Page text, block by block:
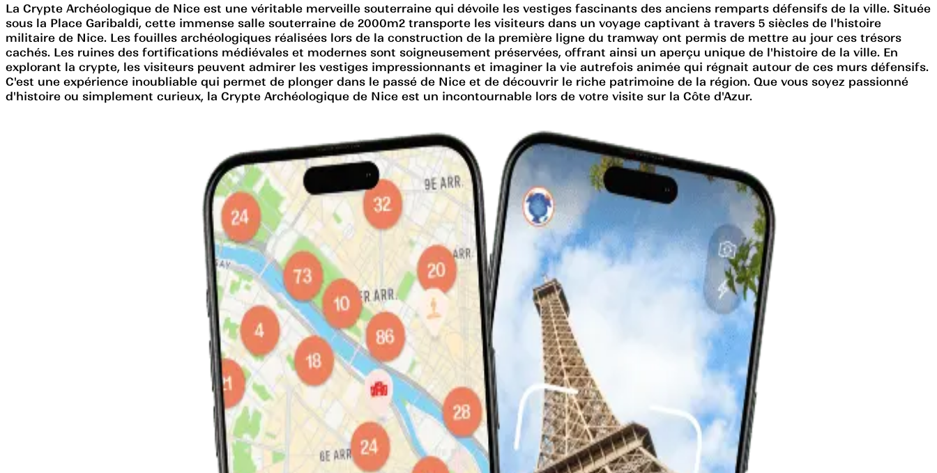
La Crypte Archéologique de Nice est une véritable merveille souterraine qui dévoile les vestiges fascinants des anciens remparts défensifs de la ville. Située
sous la Place Garibaldi, cette immense salle souterraine de 2000m2 transporte les visiteurs dans un voyage captivant à travers 5 siècles de l'histoire
militaire de Nice. Les fouilles archéologiques réalisées lors de la construction de la première ligne du tramway ont permis de mettre au jour ces trésors
cachés. Les ruines des fortifications médiévales et modernes sont soigneusement préservées, offrant ainsi un aperçu unique de l'histoire de la ville. En
explorant la crypte, les visiteurs peuvent admirer les vestiges impressionnants et imaginer la vie autrefois animée qui régnait autour de ces murs défensifs.
C'est une expérience inoubliable qui permet de plonger dans le passé de Nice et de découvrir le riche patrimoine de la région. Que vous soyez passionné
d'histoire ou simplement curieux, la Crypte Archéologique de Nice est un incontournable lors de votre visite sur la Côte d'Azur.